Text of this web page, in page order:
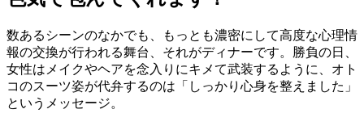
数あるシーンのなかでも、もっとも濃密にして高度な心理情
報の交換が行われる舞台、それがディナーです。勝負の日、
女性はメイクやヘアを念入りにキメて武装するように、オト
コのスーツ姿が代弁するのは「しっかり心身を整えました」
というメッセージ。